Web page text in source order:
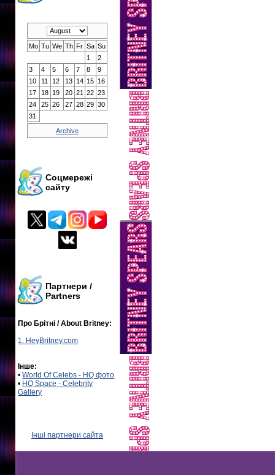
Mo Tu We Th Fr Sa Su
1
2
3
4 5 6 7 8
9
10
11 12 13 14 15 16
17
18 19 20 21 22 23
24
25 26 27 28 29 30
31
Archive
Соцмережі
сайту
Партнери /
Partners
Про Брітні / About Britney:
1. HeyBritney.com
Інше:
•World Of Celebs - HQ фото
• HQ Space - Celebrity
Gallery
Інші партнери сайта